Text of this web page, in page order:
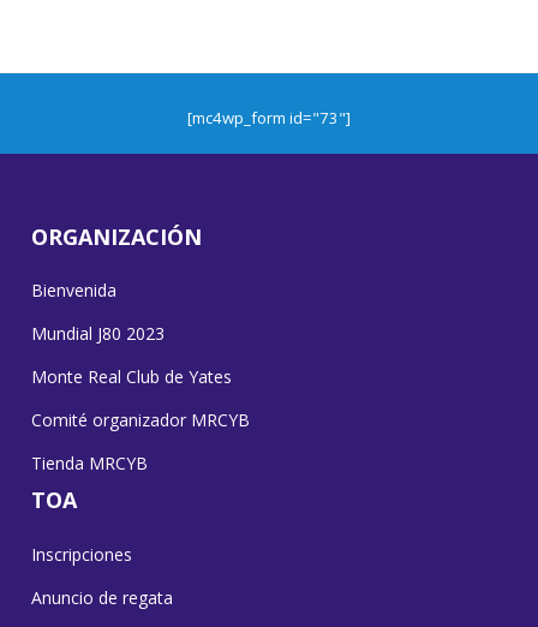
[mc4wp_form id="73"]
ORGANIZACIÓN
Bienvenida
Mundial J80 2023
Monte Real Club de Yates
Comité organizador MRCYB
Tienda MRCYB
TOA
Inscripciones
Anuncio de regata